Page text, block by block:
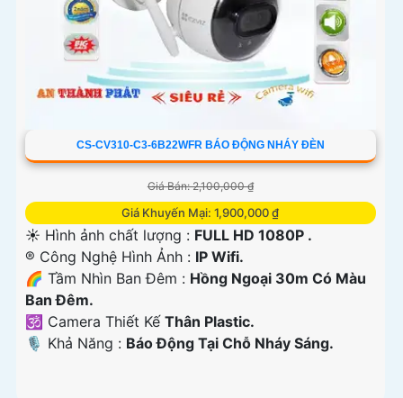
CS-CV310-C3-6B22WFR BÁO ĐỘNG NHÁY ĐÈN
Giá Bán: 2,100,000 ₫
Giá Khuyến Mại: 1,900,000 ₫
☀️ Hình ảnh chất lượng : FULL HD 1080P .
®️ Công Nghệ Hình Ảnh : IP Wifi.
🌈 Tầm Nhìn Ban Đêm : Hồng Ngoại 30m Có Màu
Ban Đêm.
🕉️ Camera Thiết Kế Thân Plastic.
️🎙 Khả Năng : Báo Động Tại Chỗ Nháy Sáng.